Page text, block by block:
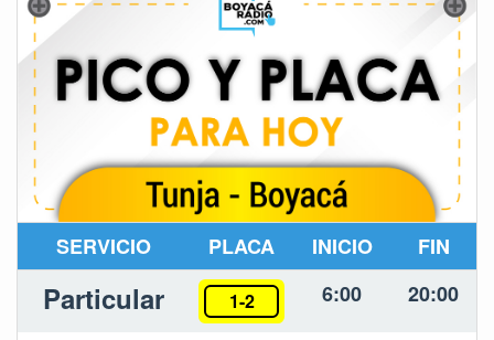
SERVICIO PLACA INICIO FIN
Particular 1-2 6:00 20:00